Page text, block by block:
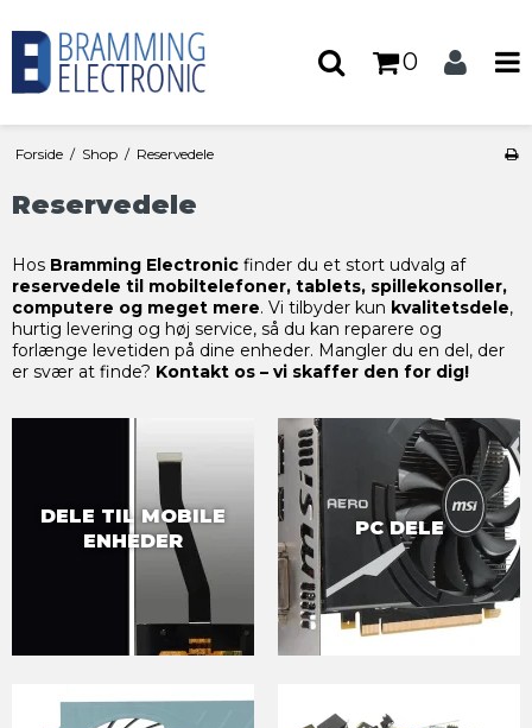
0
Forside / Shop / Reservedele
Reservedele
Hos Bramming Electronic finder du et stort udvalg af
reservedele til mobiltelefoner, tablets, spillekonsoller,
computere og meget mere. Vi tilbyder kun kvalitetsdele,
hurtig levering og høj service, så du kan reparere og
forlænge levetiden på dine enheder. Mangler du en del, der
er svær at finde? Kontakt os – vi skaffer den for dig!
DELE TIL MOBILE
ENHEDER
PC DELE